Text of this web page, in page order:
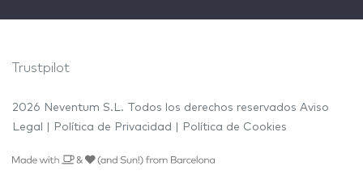
Trustpilot
2026 Neventum S.L. Todos los derechos reservados Aviso
Legal
Política de Privacidad Política de Cookies